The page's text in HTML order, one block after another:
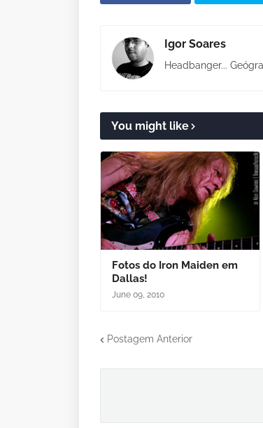
Igor Soares
Headbanger...
You might like
Fotos do Iron Maiden em
Dallas!
June 09, 2010
Postagem Anterior